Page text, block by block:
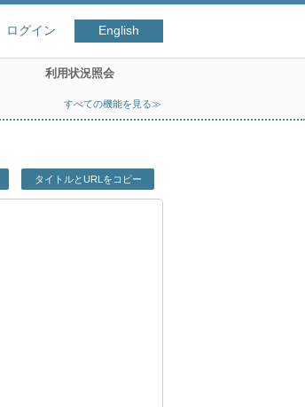
ログイン English
利用状況照会
すべての機能を見る≫
タイトルとURLをコピー